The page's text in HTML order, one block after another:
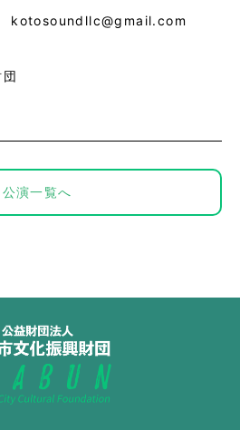
kotosoundllc@gmail.com
公演一覧へ